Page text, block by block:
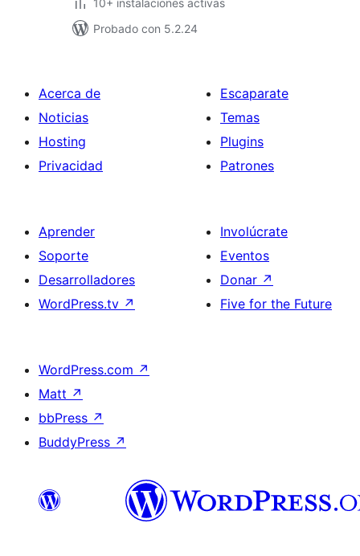
10+ instalaciones activas
Probado con 5.2.24
Acerca de
Noticias
Hosting
Privacidad
Escaparate
Temas
Plugins
Patrones
Aprender
Soporte
Desarrolladores
WordPress.tv ↗
Involúcrate
Eventos
Donar ↗
Five for the Future
WordPress.com ↗
Matt ↗
bbPress ↗
BuddyPress ↗